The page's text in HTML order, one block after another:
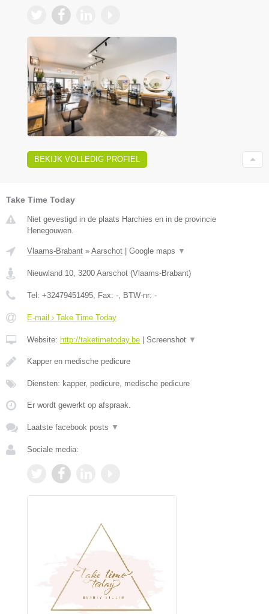
BEKIJK VOLLEDIG PROFIEL
Take Time Today
Niet gevestigd in de plaats Harchies en in de provincie
Henegouwen.
Vlaams-Brabant » Aarschot Google maps ▼
Nieuwland 10, 3200 Aarschot (Vlaams-Brabant)
Tel: +32479451495, Fax: -, BTW-nr: -
E-mail › Take Time Today
Website: http://taketimetoday.be Screenshot ▼
Kapper en medische pedicure
Diensten: kapper, pedicure, medische pedicure
Er wordt gewerkt op afspraak.
Laatste facebook posts ▼
Sociale media: